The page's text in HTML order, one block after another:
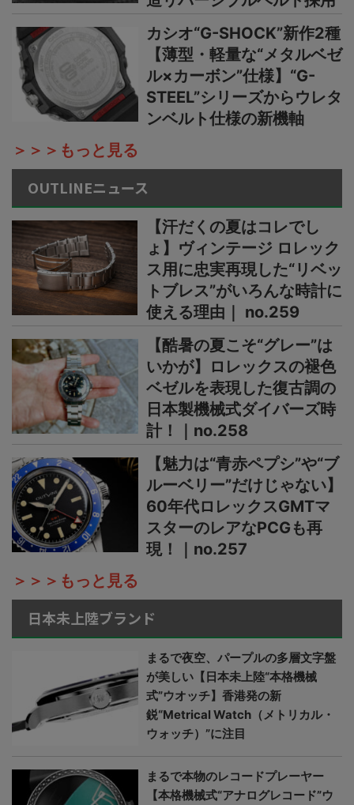
カシオ“G-SHOCK”新作2種
【薄型・軽量な“メタルベゼ
ル×カーボン”仕様】“G-
STEEL”シリーズからウレタ
ンベルト仕様の新機軸
＞＞＞もっと見る
OUTLINEニュース
【汗だくの夏はコレでし
ょ】ヴィンテージ ロレック
ス用に忠実再現した“リベッ
トブレス”がいろんな時計に
使える理由｜ no.259
【酷暑の夏こそ“グレー”は
いかが】ロレックスの褪色
ベゼルを表現した復古調の
日本製機械式ダイバーズ時
計！｜no.258
【魅力は“青赤ペプシ”や“ブ
ルーベリー”だけじゃない】
60年代ロレックスGMTマ
スターのレアなPCGも再
現！｜no.257
＞＞＞もっと見る
日本未上陸ブランド
まるで夜空、パープルの多層文字盤
が美しい【日本未上陸“本格機械
式”ウオッチ】香港発の新
鋭“Metrical Watch（メトリカル・
ウォッチ）”に注目
まるで本物のレコードプレーヤー
【本格機械式“アナログレコード”ウ